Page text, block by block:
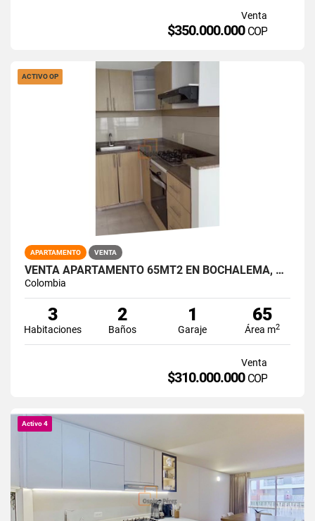
Venta
$350.000.000 COP
ACTIVO OP
APARTAMENTO VENTA
VENTA APARTAMENTO 65MT2 EN BOCHALEMA, SUR DE CALI. 15015-1
Colombia
3
Habitaciones
2
Baños
1
Garaje
65
Área m2
Venta
$310.000.000 COP
Activo 4